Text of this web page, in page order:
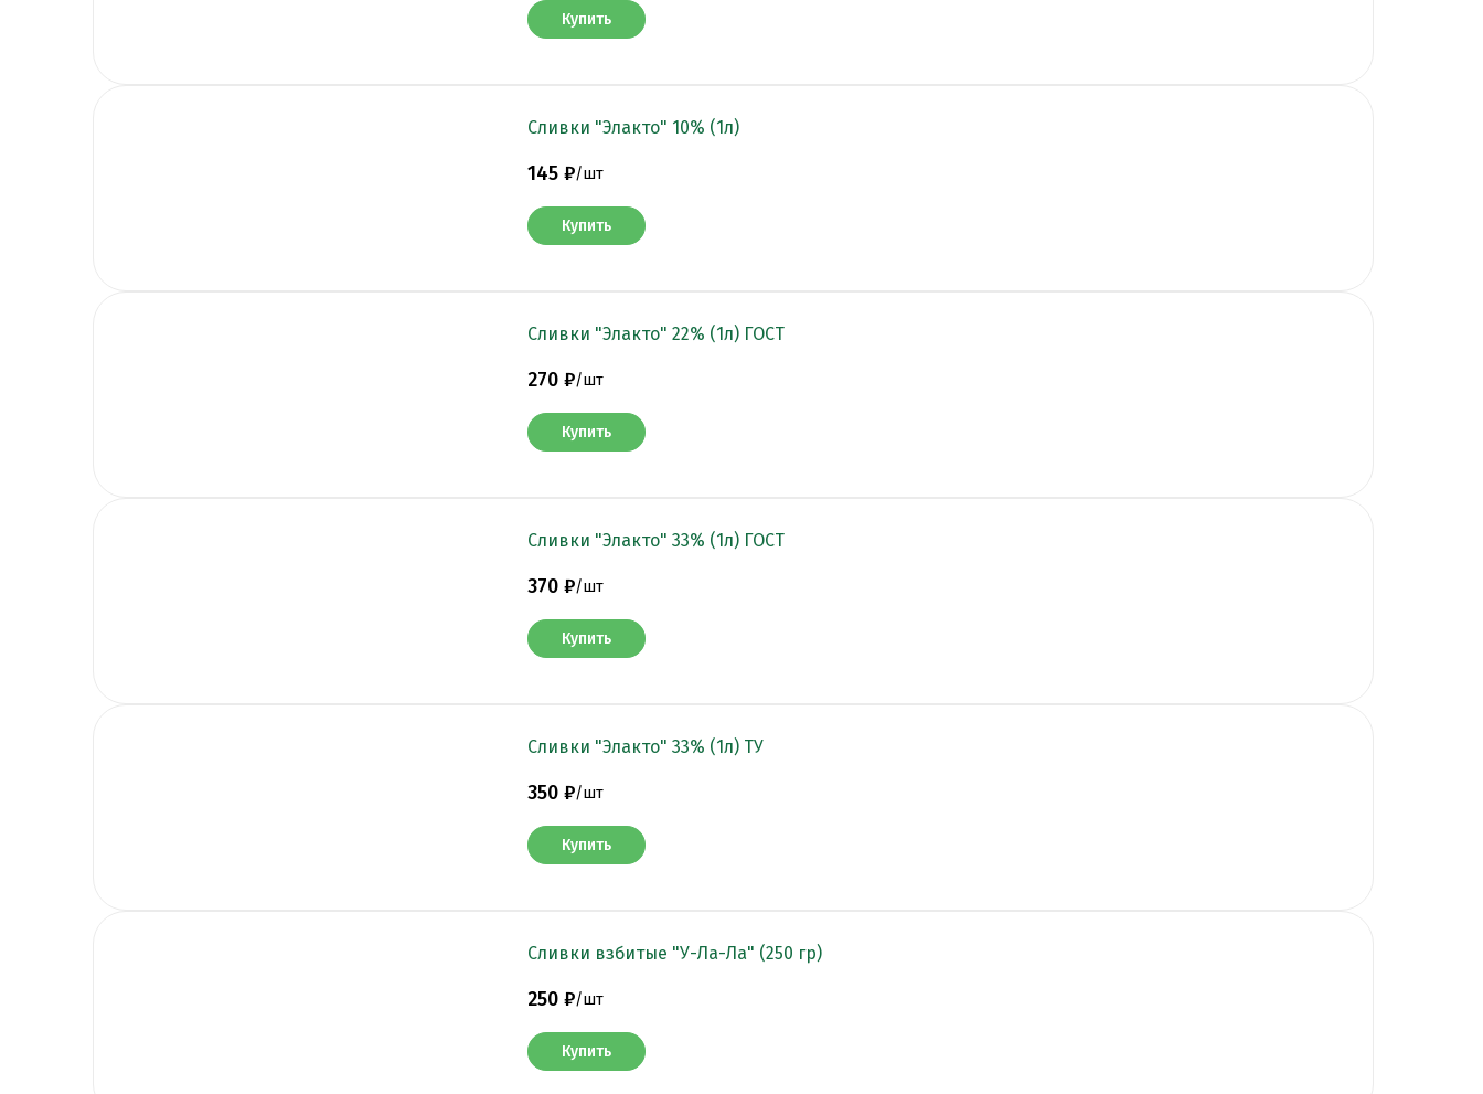
Купить
Сливки "Элакто" 10% (1л)
145 ₽/шт
Купить
Сливки "Элакто" 22% (1л) ГОСТ
270 ₽/шт
Купить
Сливки "Элакто" 33% (1л) ГОСТ
370 ₽/шт
Купить
Сливки "Элакто" 33% (1л) ТУ
350 ₽/шт
Купить
Сливки взбитые "У-Ла-Ла" (250 гр)
250 ₽/шт
Купить